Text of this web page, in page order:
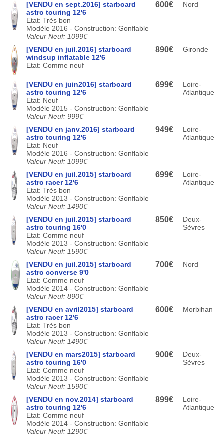
[VENDU en sept.2016] starboard
astro touring 12'6
Etat: Très bon
Modèle 2016 - Construction: Gonflable
Valeur Neuf: 1099€
600€ Nord
[VENDU en juil.2016] starboard
windsup inflatable 12'6
Etat: Comme neuf
890€ Gironde
[VENDU en juin2016] starboard
astro touring 12'6
Etat: Neuf
Modèle 2015 - Construction: Gonflable
Valeur Neuf: 999€
699€
Loire-
Atlantique
[VENDU en janv.2016] starboard
astro touring 12'6
Etat: Neuf
Modèle 2016 - Construction: Gonflable
Valeur Neuf: 1099€
949€
Loire-
Atlantique
[VENDU en juil.2015] starboard
astro racer 12'6
Etat: Très bon
Modèle 2013 - Construction: Gonflable
Valeur Neuf: 1490€
699€
Loire-
Atlantique
[VENDU en juil.2015] starboard
astro touring 16'0
Etat: Comme neuf
Modèle 2013 - Construction: Gonflable
Valeur Neuf: 1590€
850€
Deux-
Sèvres
[VENDU en juil.2015] starboard
astro converse 9'0
Etat: Comme neuf
Modèle 2014 - Construction: Gonflable
Valeur Neuf: 890€
700€ Nord
[VENDU en avril2015] starboard
astro racer 12'6
Etat: Très bon
Modèle 2013 - Construction: Gonflable
Valeur Neuf: 1490€
600€ Morbihan
[VENDU en mars2015] starboard
astro touring 16'0
Etat: Comme neuf
Modèle 2013 - Construction: Gonflable
Valeur Neuf: 1590€
900€
Deux-
Sèvres
[VENDU en nov.2014] starboard
astro touring 12'6
Etat: Comme neuf
Modèle 2014 - Construction: Gonflable
Valeur Neuf: 1290€
899€
Loire-
Atlantique